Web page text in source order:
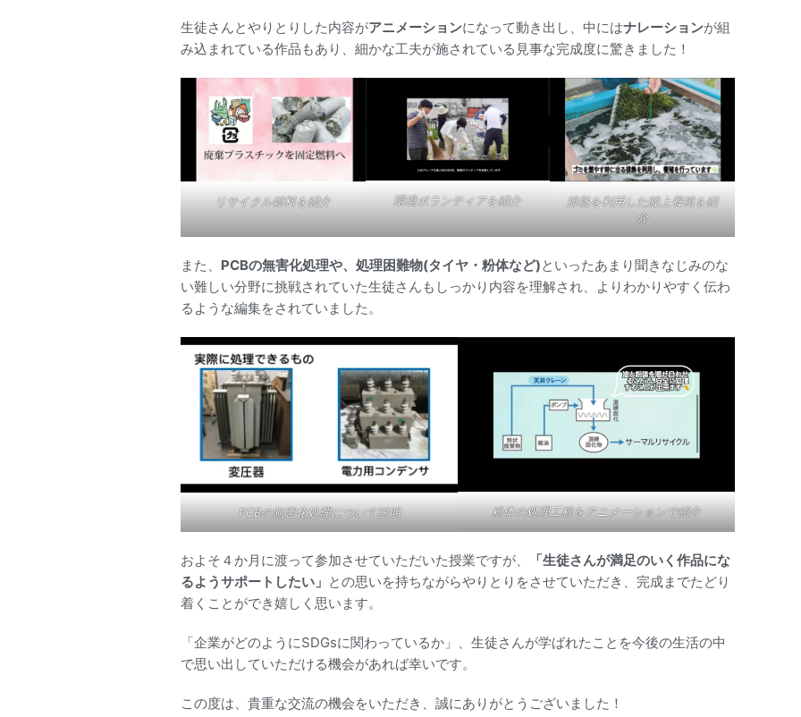
生徒さんとやりとりした内容がアニメーションになって動き出し、中にはナレーションが組
み込まれている作品もあり、細かな工夫が施されている見事な完成度に驚きました！
リサイクル燃料を紹介 環境ボランティアを紹介
排熱を利用した陸上養殖を紹
介
また、 PCBの無害化処理や、処理困難物(タイヤ・粉体など)といったあまり聞きなじみのな
い難しい分野に挑戦されていた生徒さんもしっかり内容を理解され、よりわかりやすく伝わ
るような編集をされていました。
PCBの無害化処理について説明 粉体の処理工程をアニメーションで紹介
およそ４か月に渡って参加させていただいた授業ですが、
「生徒さんが満足のいく作品にな
るようサポートしたい」 との思いを持ちながらやりとりをさせていただき、完成までたどり
着くことができ嬉しく思います。
「企業がどのようにSDGsに関わっているか」、生徒さんが学ばれたことを今後の生活の中
で思い出していただける機会があれば幸いです。
この度は、貴重な交流の機会をいただき、誠にありがとうございました！